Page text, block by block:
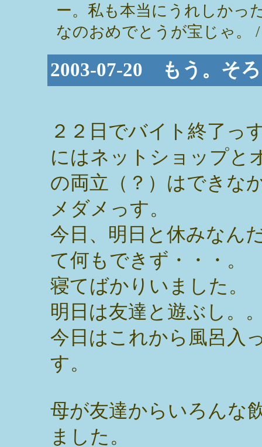
ー。私も本当にうれしかっ
なのおめでとうが宝じゃ。
2003-07-20 もう。そ
２２日でバイト終了っ
にはネットショップと
の両立（？）はできな
メダメっす。
今日、明日と休みなん
て何もできず・・・。
寝てばかりいました。
明日は友達と遊ぶし。
今日はこれから風呂入
す。
母が友達からいろんな
ました。